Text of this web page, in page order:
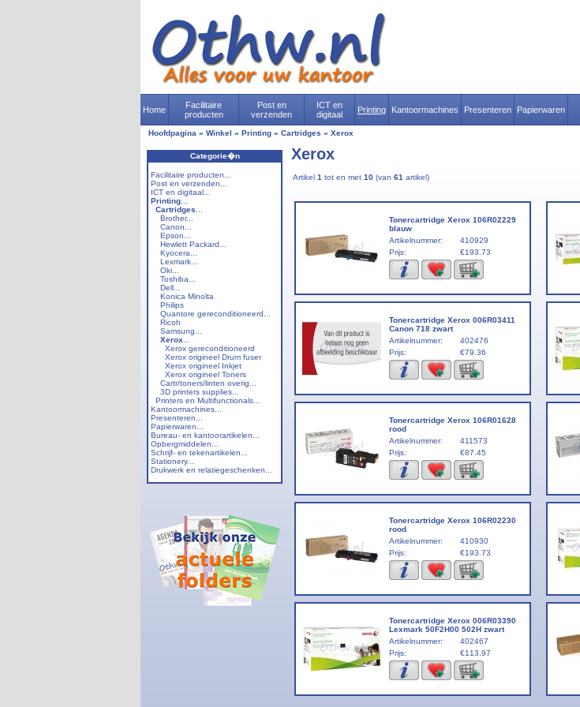
Home
Facilitaire
producten
Post en
verzenden
ICT en
digitaal
Printing Kantoormachines Presenteren Papierwaren
Hoofdpagina » Winkel » Printing » Cartridges » Xerox
Categorie�n
Facilitaire producten...
Post en verzenden...
ICT en digitaal...
Printing
Cartridges
Brother...
Canon...
Epson...
Hewlett Packard...
Kyocera...
Lexmark...
Oki...
Toshiba...
Dell...
Konica Minolta
Philips
Quantore gereconditioneerd...
Ricoh
Samsung...
Xerox
Xerox gereconditioneerd
Xerox origineel Drum fuser
Xerox origineel Inkjet
Xerox origineel Toners
Cartr/toners/linten overig...
3D printers supplies...
Printers en Multifunctionals...
Kantoormachines...
Presenteren...
Papierwaren...
Bureau- en kantoorartikelen...
Opbergmiddelen...
Schrijf- en tekenartikelen...
Stationery...
Drukwerk en relatiegeschenken...
Xerox
Artikel 1 tot en met 10 (van 61 artikel)
Tonercartridge Xerox 106R02229
blauw
Artikelnummer:
410929
Prijs:
€193.73
Tonercartridge Xerox 006R03411
Canon 718 zwart
Artikelnummer:
402476
Prijs:
€79.36
Tonercartridge Xerox 106R01628
rood
Artikelnummer:
411573
Prijs:
€87.45
Tonercartridge Xerox 106R02230
rood
Artikelnummer:
410930
Prijs:
€193.73
Tonercartridge Xerox 006R03390
Lexmark 50F2H00 502H zwart
Artikelnummer:
402467
Prijs:
€113.97